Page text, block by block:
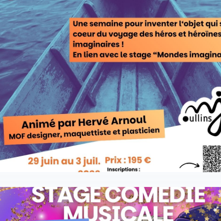
maquettiste et plasticien.
Si vos ados ont partcipé aux Brouhahas 2025, ils
rencontré ! Cette saison, c’est à la MJC d’Oullins
ses valises d’artistes, et propose une semaine de
3D, en lien avec les Mondes Imaginaires. Le groupe
plastique va créer un objet artistique qui sera l’écho de
du groupe des Mondes imaginaires, et animera le
du rendu des 2 stages.
Tarif : 195€
Du 29 juin au 3 juillet 2026
S'INSCRIRE